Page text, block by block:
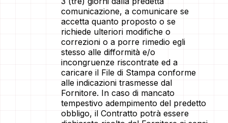
comunicazione, a comunicare se
accetta quanto proposto o se
richiede ulteriori modifiche o
correzioni o a porre rimedio egli
stesso alle difformità e/o
incongruenze riscontrate ed a
caricare il File di Stampa conforme
alle indicazioni trasmesse dal
Fornitore. In caso di mancato
tempestivo adempimento del predetto
obbligo, il Contratto potrà essere